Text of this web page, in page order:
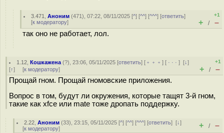
3.471 ,Аноним (471), 07:22, 08/11/2025 [^] [^^] [^^^] [ответить]
[к модератору]
+1
+ / –
так оно не работает, лол.
1.12 ,Кошкажена (?), 23:06, 05/11/2025 [ответить] [ ﹢﹢﹢] [ · · ·][↓]
[↑] [к модератору]
+1
+ / –
Прощай гном. Прощай гномовские приложения.
Вопрос в том, будут ли окружения, которые тащят 3-й гном,
такие как xfce или mate тоже дропать поддержку.
2.22 ,Аноним (33), 23:15, 05/11/2025 [^] [^^] [^^^] [ответить][↓]
[к модератору] + / –